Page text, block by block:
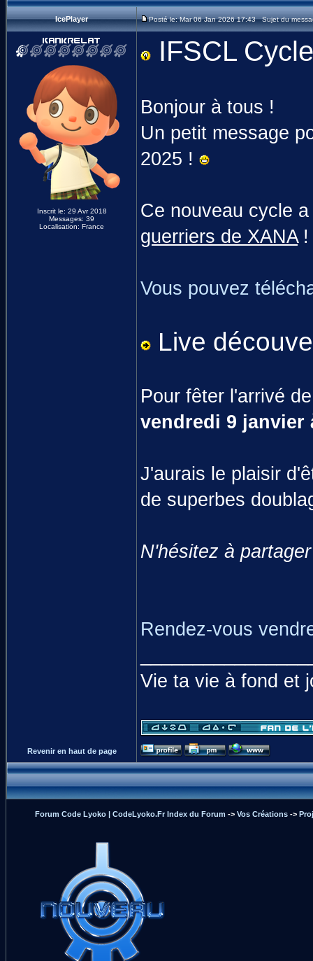
IcePlayer Posté le: Mar 06 Jan 2026 17:43 Sujet du
Inscrit le: 29 Avr 2018
Messages: 39
Localisation: France
IFSCL
Bonjour à tous !
Un petit message
2025 !
Ce nouveau cycle
guerriers de XANA!
Vous pouvez
Live
Pour fêter l'arrivé
vendredi 9 janvier
J'aurais le plaisir
de superbes
N'hésitez à
Rendez-vous
Vie ta vie à fond et
Revenir en haut de page
Forum Code Lyoko | CodeLyoko.Fr Index du Forum -> Vos Créations ->